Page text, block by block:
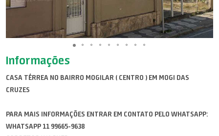
Informações
CASA TÉRREA NO BAIRRO MOGILAR ( CENTRO ) EM MOGI DAS
CRUZES
PARA MAIS INFORMAÇÕES ENTRAR EM CONTATO PELO WHATSAPP:
WHATSAPP 11 99665-9638